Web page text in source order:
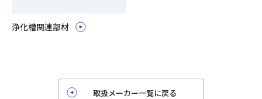
浄化槽関連部材
取扱メーカー一覧に戻る